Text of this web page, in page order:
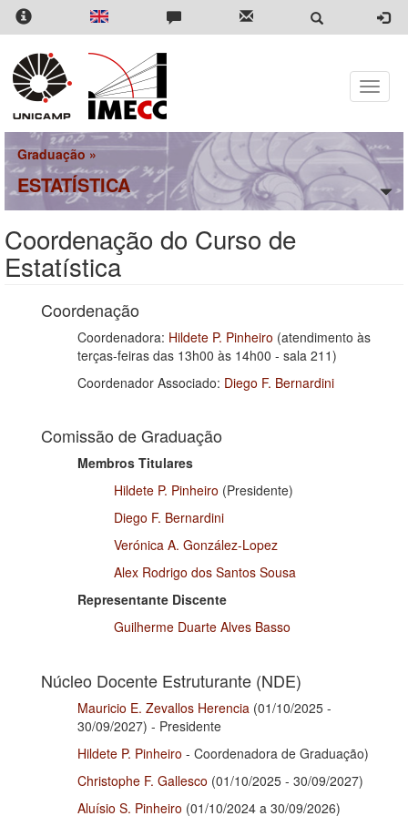
Pular
para
conteúdo
principal
Toggle
Graduação»
ESTATÍSTICA
Coordenação do Curso de
Estatística
Coordenação
Coordenadora: Hildete P. Pinheiro (atendimento às
terças-feiras das 13h00 às 14h00 - sala 211)
Coordenador Associado: Diego F. Bernardini
Comissão de Graduação
Membros Titulares
Hildete P. Pinheiro (Presidente)
Diego F. Bernardini
Verónica A. González-Lopez
Alex Rodrigo dos Santos Sousa
Representante Discente
Guilherme Duarte Alves Basso
Núcleo Docente Estruturante (NDE)
Mauricio E. Zevallos Herencia (01/10/2025 -
30/09/2027) - Presidente
Hildete P. Pinheiro - Coordenadora de Graduação)
Christophe F. Gallesco (01/10/2025 - 30/09/2027)
Aluísio S. Pinheiro (01/10/2024 a 30/09/2026)